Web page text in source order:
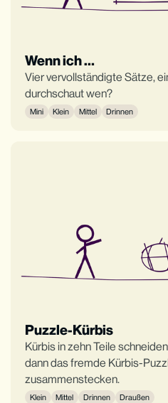
Wenn ich …
Vier vervollständigte Sätze,
durchschaut wen?
Mini Klein Mittel Drinnen
Puzzle-Kürbis
Kürbis in zehn Teile
dann das fremde Kürbis-
zusammenstecken.
Klein Mittel Drinnen Draußen